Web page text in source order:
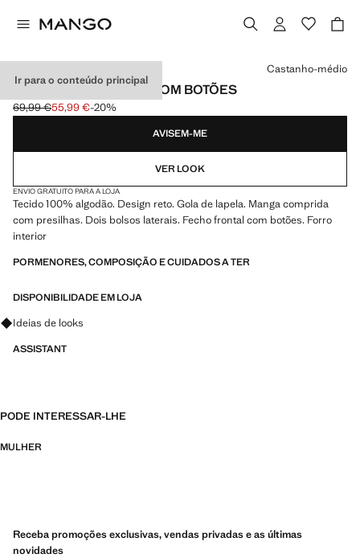
Ir para o conteúdo principal
PARCA DE ALGODÃO COM BOTÕES
Preço inicial riscado [69,99 € ]
69,99 €
Preço atual [55,99 € ]
55,99 €-20%
Selecione uma cor
Castanho-médio
AVISEM-ME
VER LOOK
ENVIO GRATUITO PARA A LOJA
Tecido 100% algodão. Design reto. Gola de lapela. Manga comprida
com presilhas. Dois bolsos laterais. Fecho frontal com botões. Forro
interior
PORMENORES, COMPOSIÇÃO E CUIDADOS A TER
DISPONIBILIDADE EM LOJA
Pergunte sobre looks, peças e tendências
Ideias de looks
ASSISTANT
PODE INTERESSAR-LHE
MULHER
Receba promoções exclusivas, vendas privadas e as últimas
novidades